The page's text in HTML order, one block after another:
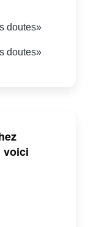
doutes»
doutes»
voici